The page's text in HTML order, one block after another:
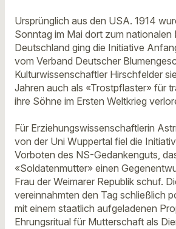
Ursprünglich aus den USA. 1914
Sonntag im Mai dort zum nationalen
Deutschland ging die Initiative
vom Verband Deutscher
Kulturwissenschaftler Hirschfelder
Jahren auch als «Trostpflaster» für
ihre Söhne im Ersten Weltkrieg
Für Erziehungswissenschaftlerin
von der Uni Wuppertal fiel die
Vorboten des NS-Gedankenguts,
«Soldatenmutter» einen
Frau der Weimarer Republik schuf.
vereinnahmten den Tag schließlich
mit einem staatlich aufgeladenen
Ehrungsritual für Mutterschaft als